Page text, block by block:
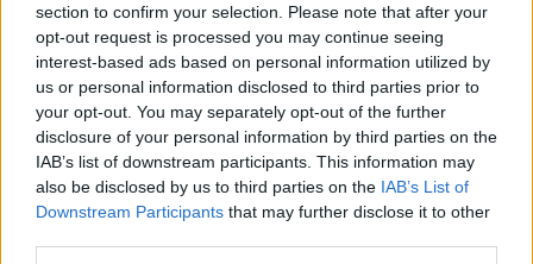
section to confirm your selection. Please note that after your
opt-out request is processed you may continue seeing
interest-based ads based on personal information utilized by
us or personal information disclosed to third parties prior to
your opt-out. You may separately opt-out of the further
disclosure of your personal information by third parties on the
IAB’s list of downstream participants. This information may
also be disclosed by us to third parties on the IAB’s List of
Downstream Participants that may further disclose it to other
Első igazi prózai szerepét Szegeden játszotta 1949-
ben, Gorkij Ellenségek című darabjában. 1951-ig
játszott a Tisza-parti városban, akkor a Vígszínház
elődjéhez, a Magyar Néphadsereg Színházhoz
szerződött. A Vígben egy ideig naivákat,
munkásnőket játszott, aztán megtalálták a testéhez,
lelkéhez közelebb álló figurák. Kritikusok szerint
politikai bombaként robbant 1956-ban az Antigoné